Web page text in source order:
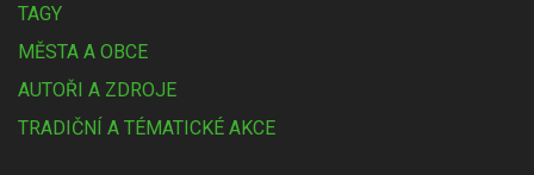
TAGY
MĚSTA A OBCE
AUTOŘI A ZDROJE
TRADIČNÍ A TÉMATICKÉ AKCE